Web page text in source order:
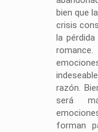
bien que
crisis
la
razón.
será
forman